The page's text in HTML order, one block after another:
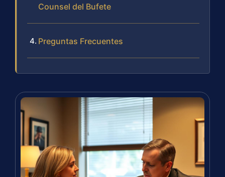
Counsel del Bufete
Preguntas Frecuentes